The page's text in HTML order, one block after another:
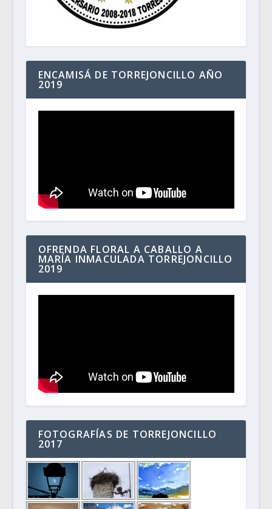
ENCAMISÁ DE TORREJONCILLO AÑO
2019
OFRENDA FLORAL A CABALLO A
MARÍA INMACULADA TORREJONCILLO
2019
FOTOGRAFÍAS DE TORREJONCILLO
2017